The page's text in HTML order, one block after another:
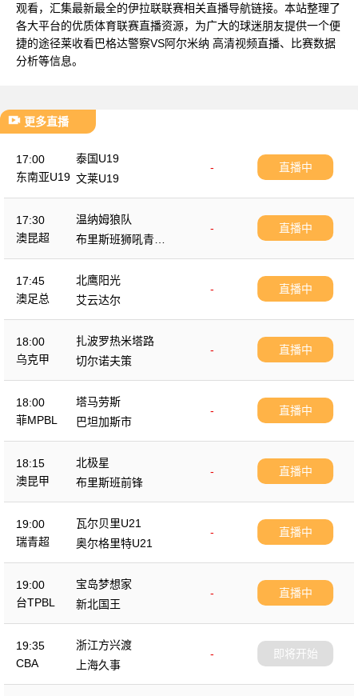
观看，汇集最新最全的伊拉联联赛相关直播导航链接。本站整理了
各大平台的优质体育联赛直播资源，为广大的球迷朋友提供一个便
捷的途径莱收看巴格达警察VS阿尔米纳 高清视频直播、比赛数据
分析等信息。
更多直播
17:00
东南亚U19
泰国U19
-
文莱U19
直播中
17:30
澳昆超
温纳姆狼队
-
布里斯班狮吼青年
队
直播中
17:45
澳足总
北鹰阳光
-
艾云达尔
直播中
18:00
乌克甲
扎波罗热米塔路
-
切尔诺夫策
直播中
18:00
菲MPBL
塔马劳斯
-
巴坦加斯市
直播中
18:15
澳昆甲
北极星
-
布里斯班前锋
直播中
19:00
瑞青超
瓦尔贝里U21
-
奥尔格里特U21
直播中
19:00
台TPBL
宝岛梦想家
-
新北国王
直播中
19:35
CBA
浙江方兴渡
-
上海久事
即将开始